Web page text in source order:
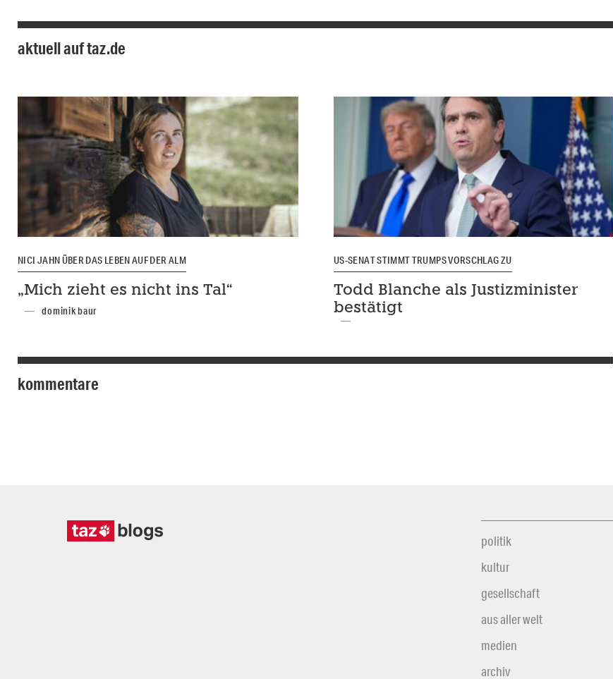
aktuell auf taz.de
NICI JAHN ÜBER DAS LEBEN AUF DER ALM
„Mich zieht es nicht ins Tal“
dominik baur
US-SENAT STIMMT TRUMPS VORSCHLAG ZU
Todd Blanche als Justizminister
bestätigt
kommentare
politik
kultur
gesellschaft
aus aller welt
medien
archiv